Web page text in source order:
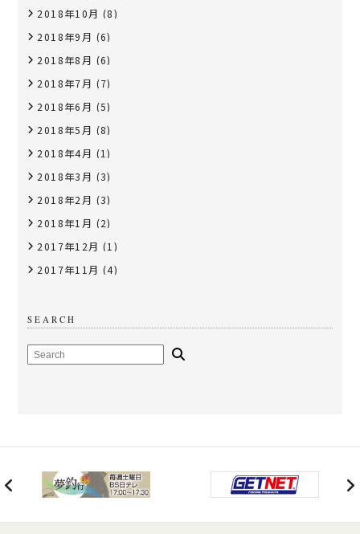
2018年10月 (8)
2018年9月 (6)
2018年8月 (6)
2018年7月 (7)
2018年6月 (5)
2018年5月 (8)
2018年4月 (1)
2018年3月 (3)
2018年2月 (3)
2018年1月 (2)
2017年12月 (1)
2017年11月 (4)
SEARCH